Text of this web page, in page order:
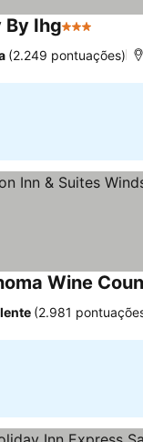
By Ihg3 Estrelas
(2.249 pontuações)
Wine
(2.981